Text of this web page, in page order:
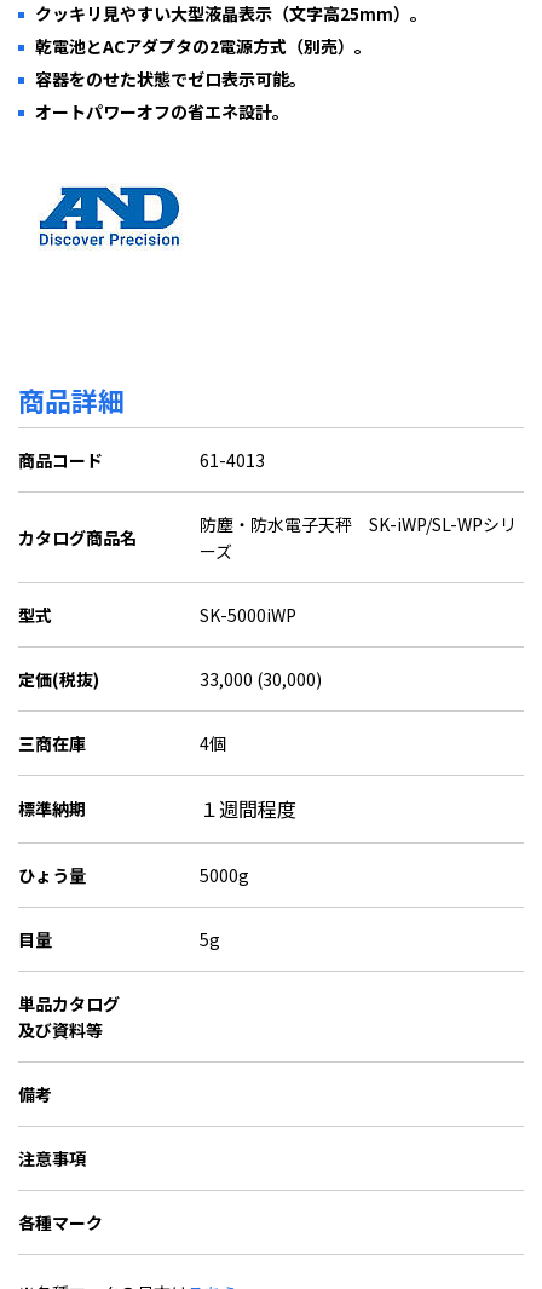
クッキリ見やすい大型液晶表示（文字高25mm）。
乾電池とACアダプタの2電源方式（別売）。
容器をのせた状態でゼロ表示可能。
オートパワーオフの省エネ設計。
商品詳細
商品コード 61-4013
カタログ商品名
防塵・防水電子天秤 SK-iWP/SL-WPシリ
ーズ
型式 SK-5000iWP
定価(税抜) 33,000 (30,000)
三商在庫 4個
標準納期 １週間程度
ひょう量 5000g
目量 5g
単品カタログ
及び資料等
備考
注意事項
各種マーク